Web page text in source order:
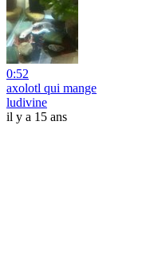
0:52
axolotl qui mange
ludivine
il y a 15 ans